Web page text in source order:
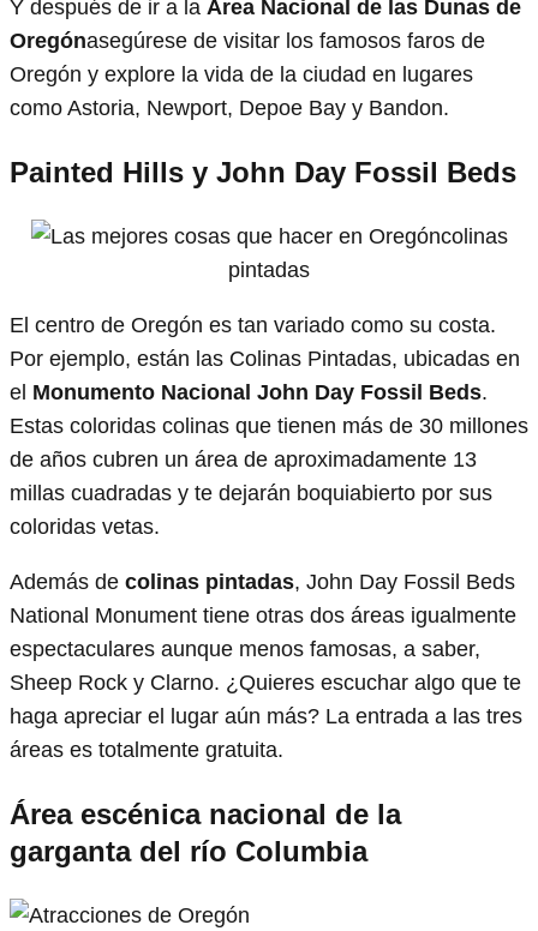
Y después de ir a la Área Nacional de las Dunas de
Oregónasegúrese de visitar los famosos faros de
Oregón y explore la vida de la ciudad en lugares
como Astoria, Newport, Depoe Bay y Bandon.
Painted Hills y John Day Fossil Beds
colinas
pintadas
El centro de Oregón es tan variado como su costa.
Por ejemplo, están las Colinas Pintadas, ubicadas en
el Monumento Nacional John Day Fossil Beds.
Estas coloridas colinas que tienen más de 30 millones
de años cubren un área de aproximadamente 13
millas cuadradas y te dejarán boquiabierto por sus
coloridas vetas.
Además de colinas pintadas, John Day Fossil Beds
National Monument tiene otras dos áreas igualmente
espectaculares aunque menos famosas, a saber,
Sheep Rock y Clarno. ¿Quieres escuchar algo que te
haga apreciar el lugar aún más? La entrada a las tres
áreas es totalmente gratuita.
Área escénica nacional de la
garganta del río Columbia